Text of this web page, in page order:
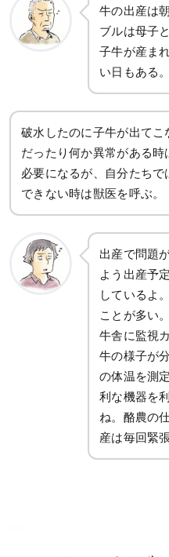
牛の出産は
ブルは母子
子牛が産ま
い日もある。
破水したのに子牛が出てこ
だったり何か異常がある時
必要になるが、自分たちで
できない時は獣医を呼ぶ。
出産で問題
よう出産予
しているよ
ことが多い。
牛舎に監視
牛の様子が
の体温を測
利な機器を
ね。酪農の
産は毎回緊